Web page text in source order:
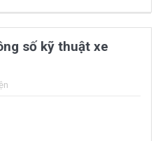
số kỹ thuật xe